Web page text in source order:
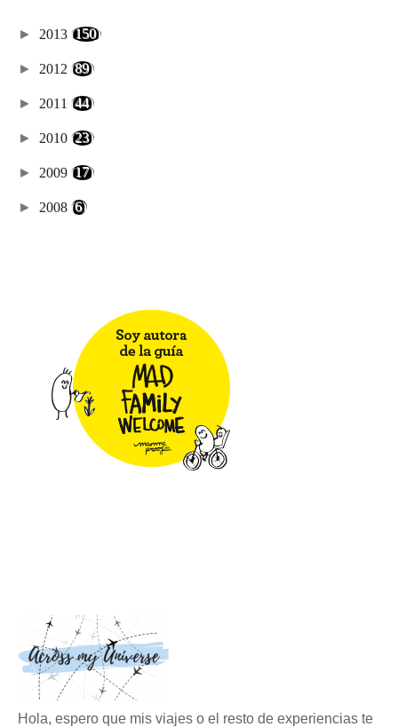
► 2013 (150)
► 2012 (89)
► 2011 (44)
► 2010 (23)
► 2009 (17)
► 2008 (6)
Hola, espero que mis viajes o el resto de experiencias te